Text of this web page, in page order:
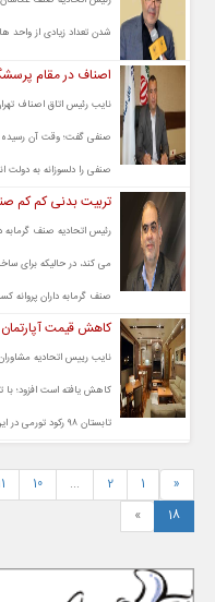
شدن تعداد زیادی از
اصناف در مقام
نایب رئیس اتاق اصناف
صنفی گفت؛ وقت آن رسیده
صنفی را دلسوزانه به دولت
تربیت بدنی کم کم
رئیس اتحادیه صنف گرمابه
می کند، در حالیکه برای
صنف گرمابه داران پروانه
کاهش قیمت
نایب رییس اتحادیه
کاهش یافته است افزود؛
تابستان ۹۸ رکود تورمی در این بازار ادامه داشته باشد.
«
1
2
...
10
18
»